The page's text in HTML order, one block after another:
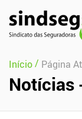
Pular Navegação (s)
Início/ Página
Notícias